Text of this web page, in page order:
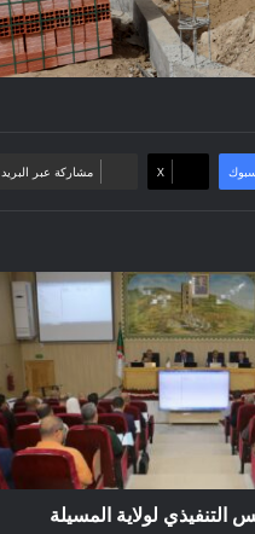
‫X مشاركة عبر البريد
التنفيذي لولاية المسيلة